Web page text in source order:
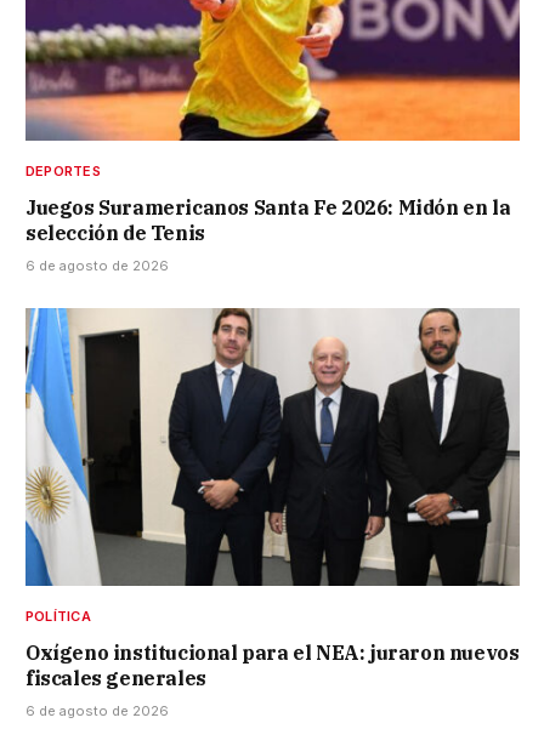
DEPORTES
Juegos Suramericanos Santa Fe 2026: Midón en la
selección de Tenis
6 de agosto de 2026
POLÍTICA
Oxígeno institucional para el NEA: juraron nuevos
fiscales generales
6 de agosto de 2026